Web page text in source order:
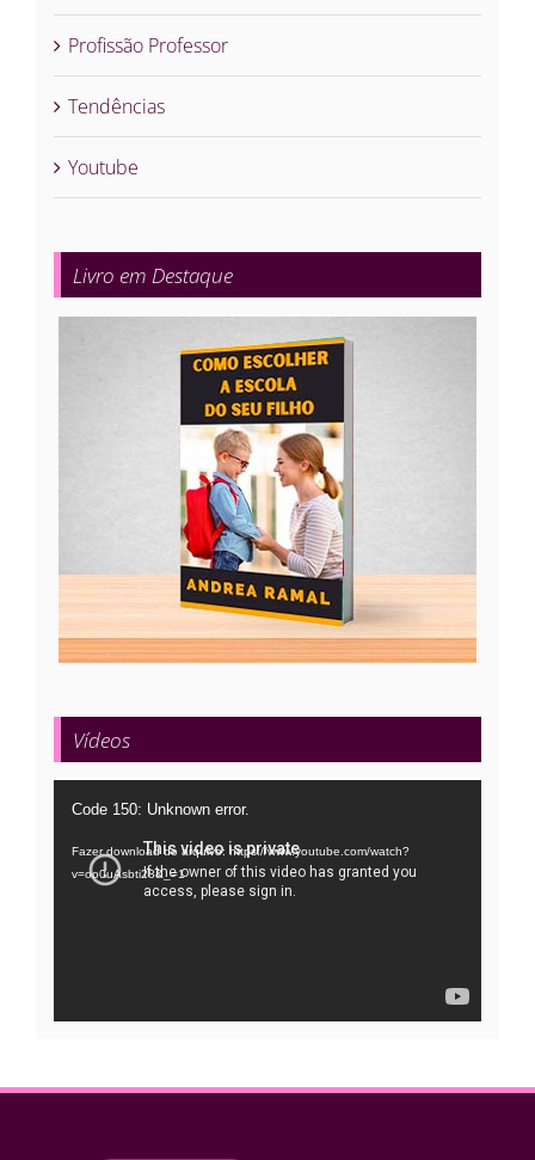
Profissão Professor
Tendências
Youtube
Livro em Destaque
Vídeos
Tocador
vídeo
Code 150: Unknown error.
Fazer download do arquivo: https://www.youtube.com/watch?
v=oo0uAsbti28&_=1